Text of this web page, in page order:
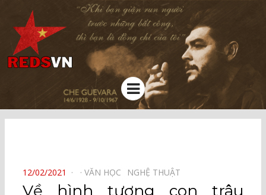
Kênh chia sẻ tri thức cộng đồng
Menu
POSTED
ON
12/02/2021 VĂN HỌC⠀ NGHỆ THUẬT⠀
Về hình tượng con trâu